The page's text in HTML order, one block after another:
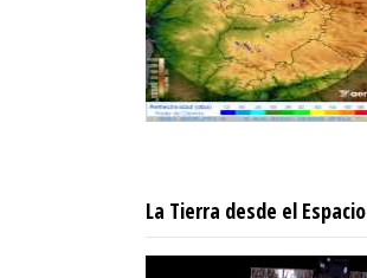
La Tierra desde el Espacio